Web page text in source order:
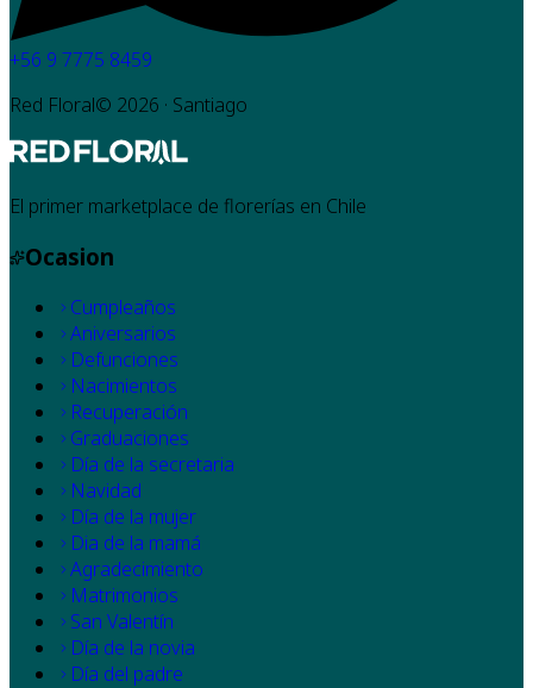
+56 9 7775 8459
Red Floral© 2026 · Santiago
El primer marketplace de florerías en Chile
Ocasion
Cumpleaños
Aniversarios
Defunciones
Nacimientos
Recuperación
Graduaciones
Día de la secretaria
Navidad
Día de la mujer
Dia de la mamá
Agradecimiento
Matrimonios
San Valentín
Día de la novia
Día del padre